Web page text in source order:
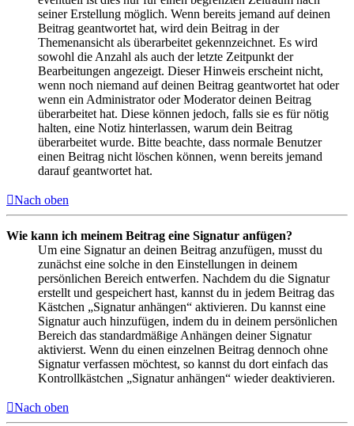
seiner Erstellung möglich. Wenn bereits jemand auf deinen
Beitrag geantwortet hat, wird dein Beitrag in der
Themenansicht als überarbeitet gekennzeichnet. Es wird
sowohl die Anzahl als auch der letzte Zeitpunkt der
Bearbeitungen angezeigt. Dieser Hinweis erscheint nicht,
wenn noch niemand auf deinen Beitrag geantwortet hat oder
wenn ein Administrator oder Moderator deinen Beitrag
überarbeitet hat. Diese können jedoch, falls sie es für nötig
halten, eine Notiz hinterlassen, warum dein Beitrag
überarbeitet wurde. Bitte beachte, dass normale Benutzer
einen Beitrag nicht löschen können, wenn bereits jemand
darauf geantwortet hat.
Nach oben
Wie kann ich meinem Beitrag eine Signatur anfügen?
Um eine Signatur an deinen Beitrag anzufügen, musst du
zunächst eine solche in den Einstellungen in deinem
persönlichen Bereich entwerfen. Nachdem du die Signatur
erstellt und gespeichert hast, kannst du in jedem Beitrag das
Kästchen „Signatur anhängen“ aktivieren. Du kannst eine
Signatur auch hinzufügen, indem du in deinem persönlichen
Bereich das standardmäßige Anhängen deiner Signatur
aktivierst. Wenn du einen einzelnen Beitrag dennoch ohne
Signatur verfassen möchtest, so kannst du dort einfach das
Kontrollkästchen „Signatur anhängen“ wieder deaktivieren.
Nach oben